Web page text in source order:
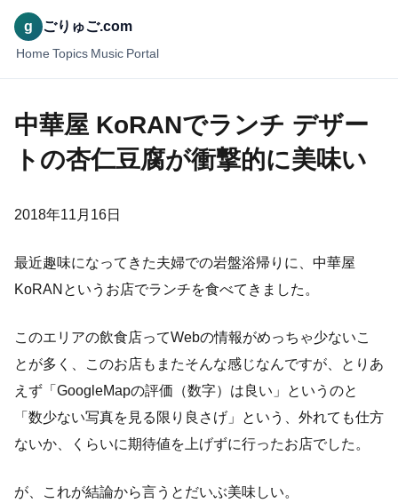
g ごりゅご.com
Home Topics Music Portal
中華屋 KoRANでランチ デザー
トの杏仁豆腐が衝撃的に美味い
2018年11月16日
最近趣味になってきた夫婦での岩盤浴帰りに、中華屋
KoRANというお店でランチを食べてきました。
このエリアの飲食店ってWebの情報がめっちゃ少ないこ
とが多く、このお店もまたそんな感じなんですが、とりあ
えず「GoogleMapの評価（数字）は良い」というのと
「数少ない写真を見る限り良さげ」という、外れても仕方
ないか、くらいに期待値を上げずに行ったお店でした。
が、これが結論から言うとだいぶ美味しい。